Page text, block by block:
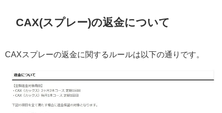
CAX(スプレー)の返金について
CAXスプレーの返金に関するルールは以下の通りです。